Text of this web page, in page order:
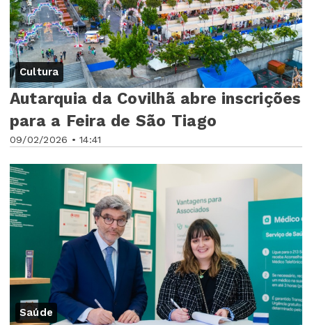
Cultura
09/02/2026 • 14:41
Autarquia da Covilhã abre inscrições
para a Feira de São Tiago
Saúde